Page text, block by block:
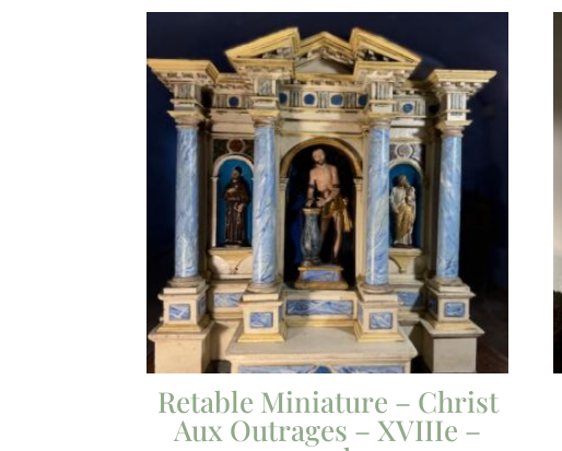
Retable Miniature – Christ
Aux Outrages – XVIIIe –